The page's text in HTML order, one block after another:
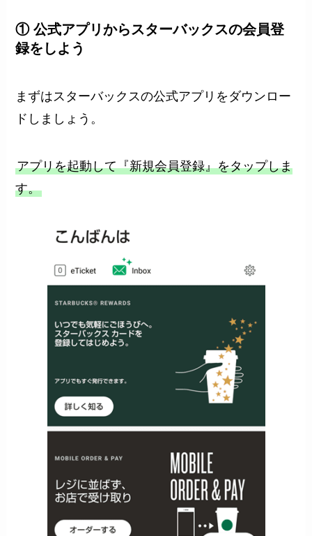
① 公式アプリからスターバックスの会員登
録をしよう
まずはスターバックスの公式アプリをダウンロー
ドしましょう。
アプリを起動して『新規会員登録』をタップしま
す。